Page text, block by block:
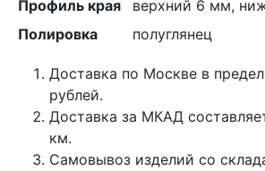
Профиль края
верхний 6 мм,
Полировка
полуглянец
Доставка по Москве в
рублей.
Доставка за МКАД
км.
Самовывоз изделий со